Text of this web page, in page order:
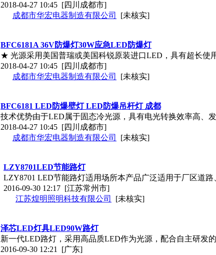
2018-04-27 10:45 [四川成都市]
成都市华宏电器制造有限公司
[未核实]
BFC6181A 36V防爆灯30W应急LED防爆灯
★ 光源采用美国普瑞或美国科锐原装进口LED，具有超长使
2018-04-27 10:45 [四川成都市]
成都市华宏电器制造有限公司
[未核实]
BFC6181 LED防爆壁灯 LED防爆吊杆灯 成都
技术优势由于LED属于固态冷光源，具有电光转换效率高、
2018-04-27 10:45 [四川成都市]
成都市华宏电器制造有限公司
[未核实]
LZY8701LED节能路灯
LZY8701 LED节能路灯适用场所本产品广泛适用于厂区道
2016-09-30 12:17 [江苏常州市]
江苏煌明照明科技有限公司
[未核实]
泽芯LED灯具LED90W路灯
新一代LED路灯，采用高品质LED作为光源，配合自主研发
2016-09-30 12:21
[广东]